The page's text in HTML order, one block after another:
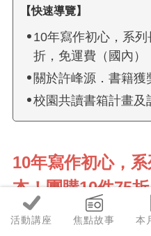
活動講座 焦點故事 本
【快速導覽】
10年寫作初心，系
折，免運費（國內）
關於許峰源．書籍獲
校園共讀書箱計畫及
10年寫作初心，
本！團購10件75
內）！